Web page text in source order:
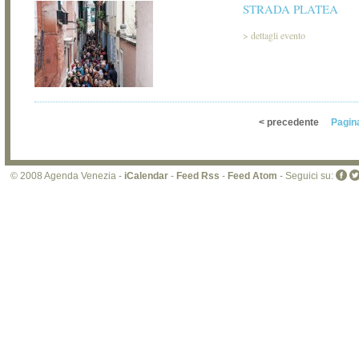
STRADA PLATEA
> dettagli evento
< precedente
© 2008 Agenda Venezia - iCalendar - Feed Rss - Feed Atom - Seguici su: